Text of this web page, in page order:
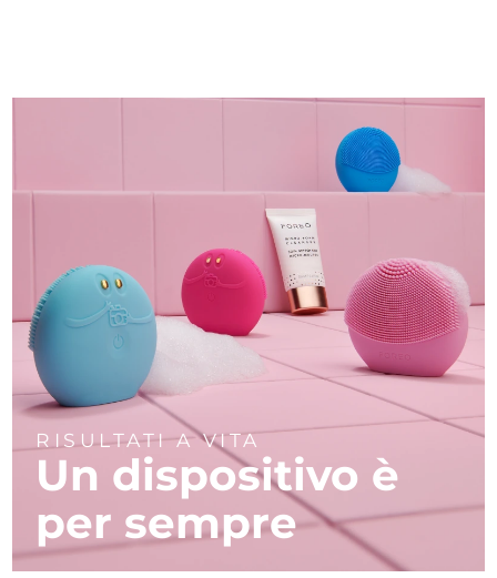
RISULTATI A VITA
Un dispositivo è
per sempre